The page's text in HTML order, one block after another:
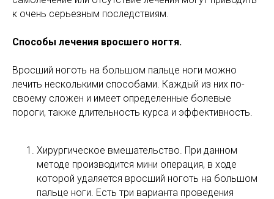
к очень серьезным последствиям.
Способы лечения вросшего ногтя.
Вросший ноготь на большом пальце ноги можно
лечить несколькими способами. Каждый из них по-
своему сложен и имеет определенные болевые
пороги, также длительность курса и эффективность.
Хирургическое вмешательство. При данном
методе производится мини операция, в ходе
которой удаляется вросший ноготь на большом
пальце ноги. Есть три варианта проведения